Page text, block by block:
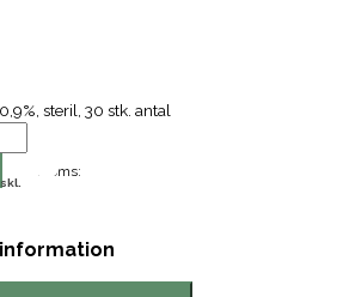
steril, 30 stk. antal
Moms: